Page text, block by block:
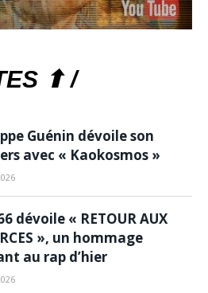
⬆ /
Guénin dévoile son
avec « Kaokosmos »
dévoile « RETOUR AUX
», un hommage
au rap d’hier